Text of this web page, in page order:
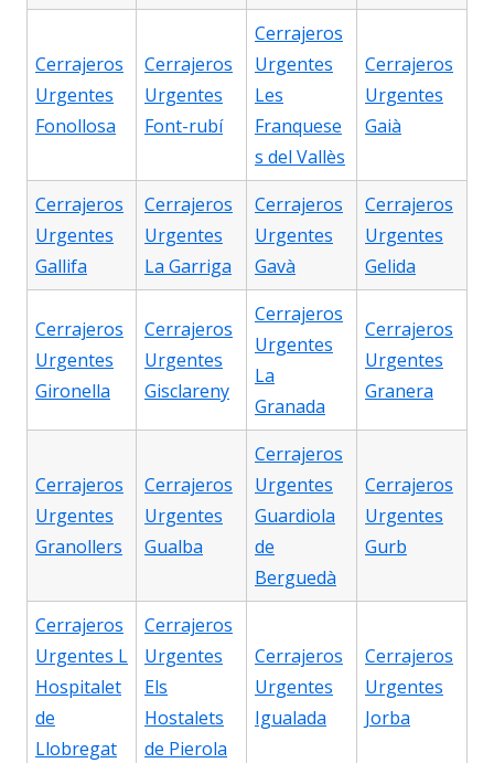
Cerrajeros
Urgentes
Fonollosa
Cerrajeros
Urgentes
Font-rubí
Cerrajeros
Urgentes
Les
Franquese
s del Vallès
Cerrajeros
Urgentes
Gaià
Cerrajeros
Urgentes
Gallifa
Cerrajeros
Urgentes
La Garriga
Cerrajeros
Urgentes
Gavà
Cerrajeros
Urgentes
Gelida
Cerrajeros
Urgentes
Gironella
Cerrajeros
Urgentes
Gisclareny
Cerrajeros
Urgentes
La
Granada
Cerrajeros
Urgentes
Granera
Cerrajeros
Urgentes
Granollers
Cerrajeros
Urgentes
Gualba
Cerrajeros
Urgentes
Guardiola
de
Berguedà
Cerrajeros
Urgentes
Gurb
Cerrajeros
Urgentes L
Hospitalet
de
Llobregat
Cerrajeros
Urgentes
Els
Hostalets
de Pierola
Cerrajeros
Urgentes
Igualada
Cerrajeros
Urgentes
Jorba